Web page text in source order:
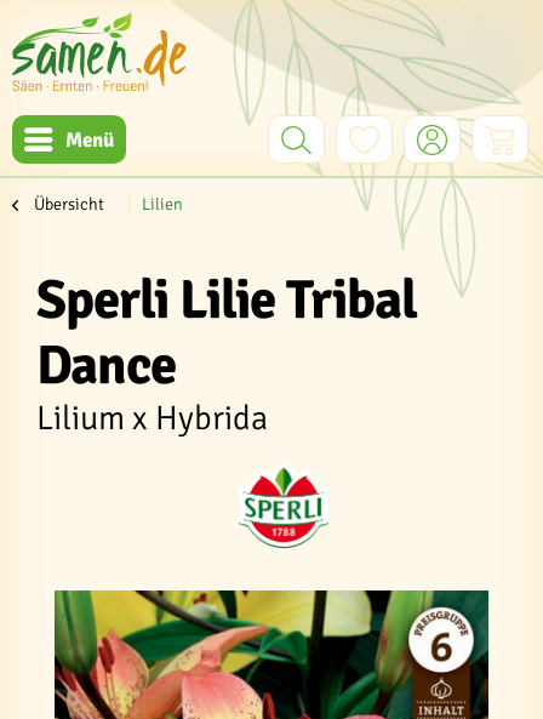
Menü
Übersicht Lilien
Sperli Lilie Tribal
Dance
Lilium x Hybrida